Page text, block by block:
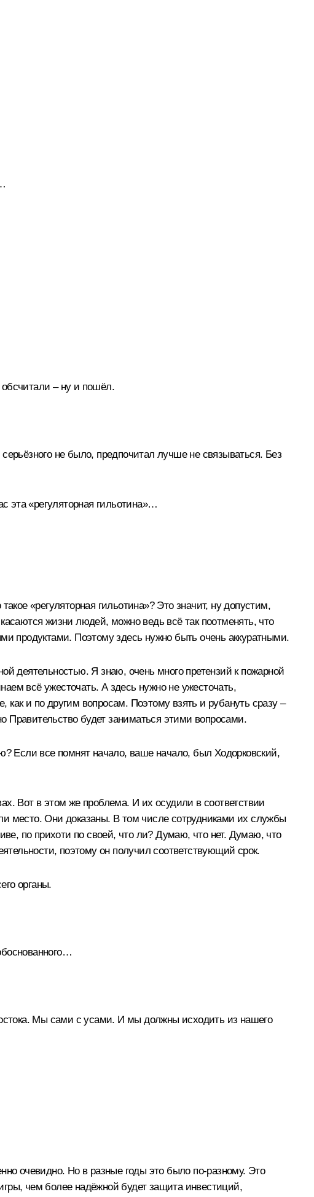
– ну и пошёл.
не было, предпочитал лучше не связываться. Без
эта «регуляторная гильотина»…
«регуляторная гильотина»? Это значит, ну допустим,
жизни людей, можно ведь всё так поотменять, что
продуктами. Поэтому здесь нужно быть очень аккуратными.
деятельностью. Я знаю, очень много претензий к пожарной
всё ужесточать. А здесь нужно не ужесточать,
и по другим вопросам. Поэтому взять и рубануть сразу –
Правительство будет заниматься этими вопросами.
Если все помнят начало, ваше начало, был Ходорковский,
Вот в этом же проблема. И их осудили в соответствии
место. Они доказаны. В том числе сотрудниками их службы
по прихоти по своей, что ли? Думаю, что нет. Думаю, что
поэтому он получил соответствующий срок.
органы.
Мы сами с усами. И мы должны исходить из нашего
очевидно. Но в разные годы это было по‑разному. Это
чем более надёжной будет защита инвестиций,